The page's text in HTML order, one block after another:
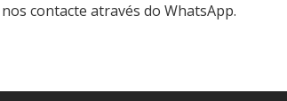
contacte através do WhatsApp.